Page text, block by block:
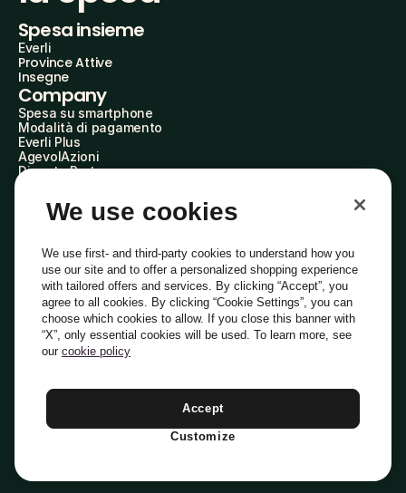
Spesa insieme
Everli
Province Attive
Insegne
Company
Spesa su smartphone
Modalità di pagamento
Everli Plus
AgevolAzioni
Diventa Partner
Everli Shoppers
About Us
Everli News
Domande frequenti
Lavora con noi
Diventa Shopper
Investitori
PrivacyCookiePreferenze Cookie
Termini e CondizioniCodice Etico
Indirizzo PEC: everli@pec.it - indirizzo DPO: dpo@everli.com
Italiano
We use cookies
We use first- and third-party cookies to understand how you
use our site and to offer a personalized shopping experience
with tailored offers and services. By clicking “Accept”, you
agree to all cookies. By clicking “Cookie Settings”, you can
choose which cookies to allow. If you close this banner with
“X”, only essential cookies will be used. To learn more, see
our cookie policy
Accept
Customize